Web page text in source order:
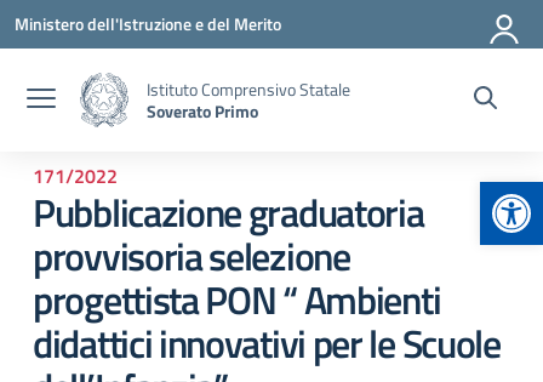
Vai ai contenuti
Vai al menu di navigazione
Vai al footer
Ministero dell'Istruzione e del Merito
Istituto Comprensivo Statale
Soverato Primo
171/2022
Pubblicazione graduatoria
provvisoria selezione
progettista PON “ Ambienti
didattici innovativi per le Scuole